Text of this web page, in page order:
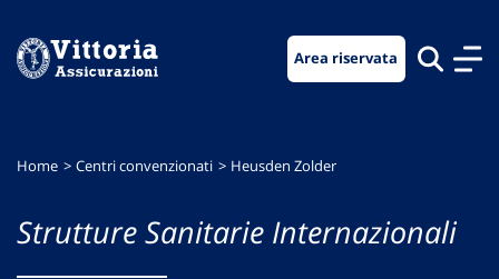
menu
contenuto
footer
Area riservata
Home Centri convenzionati Heusden Zolder
Strutture Sanitarie Internazionali